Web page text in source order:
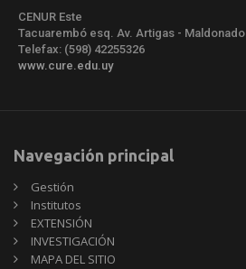
CENUR Este
Tacuarembó esq. Av. Artigas - Maldonado
Telefax: (598) 42255326
www.cure.edu.uy
Navegación principal
Gestión
Institutos
EXTENSIÓN
INVESTIGACIÓN
MAPA DEL SITIO